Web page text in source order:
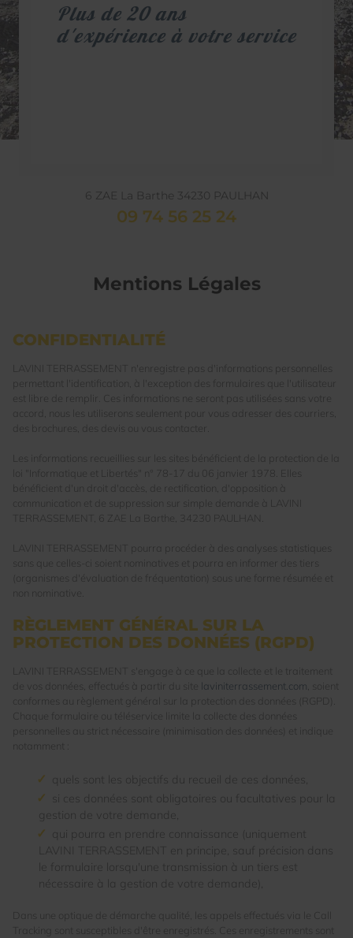
Plus de 20 ans
d'expérience à votre service
6 ZAE La Barthe 34230 PAULHAN
09 74 56 25 24
Mentions Légales
CONFIDENTIALITÉ
LAVINI TERRASSEMENT n'enregistre pas d'informations personnelles
permettant l'identification, à l'exception des formulaires que l'utilisateur
est libre de remplir. Ces informations ne seront pas utilisées sans votre
accord, nous les utiliserons seulement pour vous adresser des courriers,
des brochures, des devis ou vous contacter.
Les informations recueillies sur les sites bénéficient de la protection de la
loi "Informatique et Libertés" n° 78-17 du 06 janvier 1978. Elles
bénéficient d'un droit d'accès, de rectification, d'opposition à
communication et de suppression sur simple demande à LAVINI
TERRASSEMENT, 6 ZAE La Barthe, 34230 PAULHAN.
LAVINI TERRASSEMENT pourra procéder à des analyses statistiques
sans que celles-ci soient nominatives et pourra en informer des tiers
(organismes d'évaluation de fréquentation) sous une forme résumée et
non nominative.
RÈGLEMENT GÉNÉRAL SUR LA
PROTECTION DES DONNÉES (RGPD)
LAVINI TERRASSEMENT s'engage à ce que la collecte et le traitement
de vos données, effectués à partir du site laviniterrassement.com, soient
conformes au règlement général sur la protection des données (RGPD).
Chaque formulaire ou téléservice limite la collecte des données
personnelles au strict nécessaire (minimisation des données) et indique
notamment :
quels sont les objectifs du recueil de ces données,
si ces données sont obligatoires ou facultatives pour la
gestion de votre demande,
qui pourra en prendre connaissance (uniquement
LAVINI TERRASSEMENT en principe, sauf précision dans
le formulaire lorsqu'une transmission à un tiers est
nécessaire à la gestion de votre demande),
Dans une optique de démarche qualité, les appels effectués via le Call
Tracking sont susceptibles d'être enregistrés. Ces enregistrements sont